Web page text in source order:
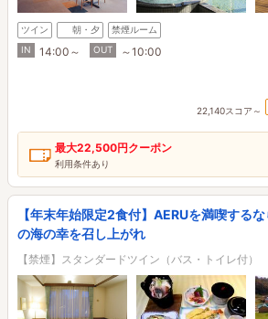
ツイン 朝・夕
禁煙ルーム
IN
14:00～ OUT ～10:00
22,140スコア～
最大22,500円クーポン
利用条件あり
【年末年始限定2食付】AERUを満喫する
の海の幸を召し上がれ
【禁煙】スタンダードツイン（バス・トイレ付）